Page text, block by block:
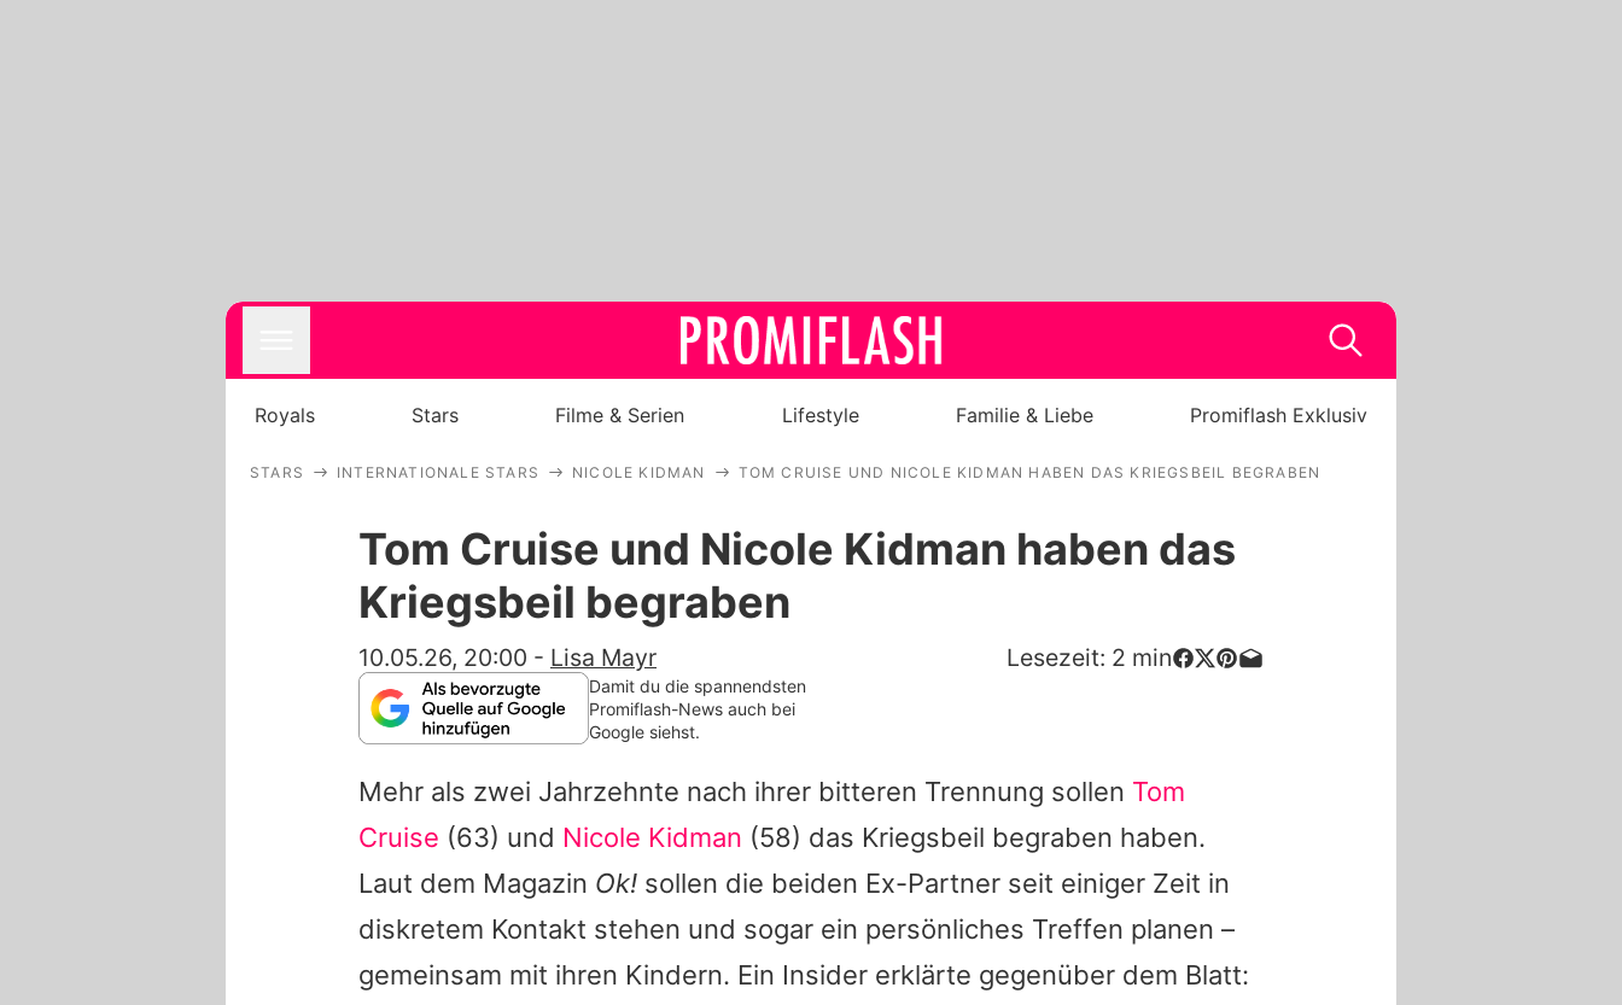
Royals
Stars
Familie & Liebe
App runterladen
Team
Royals Stars Filme & Serien Lifestyle Familie & Liebe Promiflash Exklusiv
STARS INTERNATIONALE STARS NICOLE KIDMAN TOM CRUISE UND NICOLE KIDMAN HABEN DAS KRIEGSBEIL BEGRABEN
Tom Cruise und Nicole Kidman haben das
Kriegsbeil begraben
10.05.26, 20:00 - Lisa Mayr Lesezeit: 2 min
Damit du die spannendsten
Promiflash-News auch bei
Google siehst.
Mehr als zwei Jahrzehnte nach ihrer bitteren Trennung sollen Tom
Cruise (63) und Nicole Kidman (58) das Kriegsbeil begraben haben.
Laut dem Magazin Ok! sollen die beiden Ex-Partner seit einiger Zeit in
diskretem Kontakt stehen und sogar ein persönliches Treffen planen –
gemeinsam mit ihren Kindern. Ein Insider erklärte gegenüber dem Blatt: